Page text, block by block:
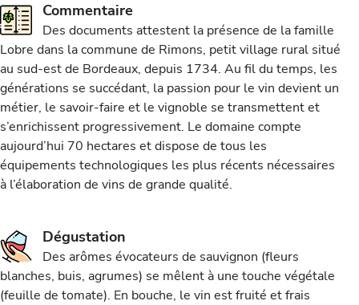
Commentaire
Des documents attestent la présence de la famille
Lobre dans la commune de Rimons, petit village rural situé
au sud-est de Bordeaux, depuis 1734. Au fil du temps, les
générations se succédant, la passion pour le vin devient un
métier, le savoir-faire et le vignoble se transmettent et
s’enrichissent progressivement. Le domaine compte
aujourd’hui 70 hectares et dispose de tous les
équipements technologiques les plus récents nécessaires
à l’élaboration de vins de grande qualité.
Dégustation
Des arômes évocateurs de sauvignon (fleurs
blanches, buis, agrumes) se mêlent à une touche végétale
(feuille de tomate). En bouche, le vin est fruité et frais